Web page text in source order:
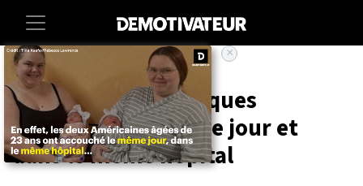
Accueil Insolite
Ces jumelles identiques
accouchent le même jour et
dans le même hôpital
×